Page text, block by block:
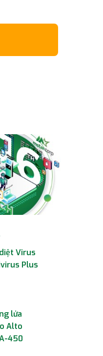
Virus
Plus
lửa
Alto
450